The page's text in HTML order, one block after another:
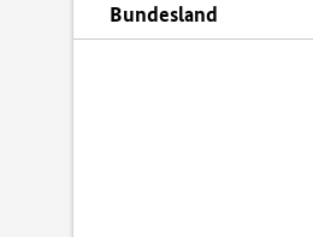
Bundesland